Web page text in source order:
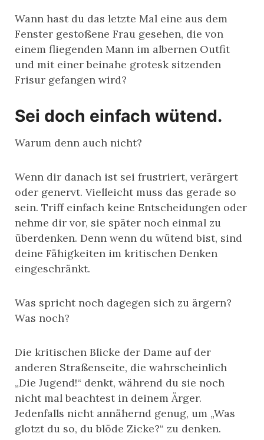
Wann hast du das letzte Mal eine aus dem
Fenster gestoßene Frau gesehen, die von
einem fliegenden Mann im albernen Outfit
und mit einer beinahe grotesk sitzenden
Frisur gefangen wird?
Sei doch einfach wütend.
Warum denn auch nicht?
Wenn dir danach ist sei frustriert, verärgert
oder genervt. Vielleicht muss das gerade so
sein. Triff einfach keine Entscheidungen oder
nehme dir vor, sie später noch einmal zu
überdenken. Denn wenn du wütend bist, sind
deine Fähigkeiten im kritischen Denken
eingeschränkt.
Was spricht noch dagegen sich zu ärgern?
Was noch?
Die kritischen Blicke der Dame auf der
anderen Straßenseite, die wahrscheinlich
„Die Jugend!“ denkt, während du sie noch
nicht mal beachtest in deinem Ärger.
Jedenfalls nicht annähernd genug, um „Was
glotzt du so, du blöde Zicke?“ zu denken.